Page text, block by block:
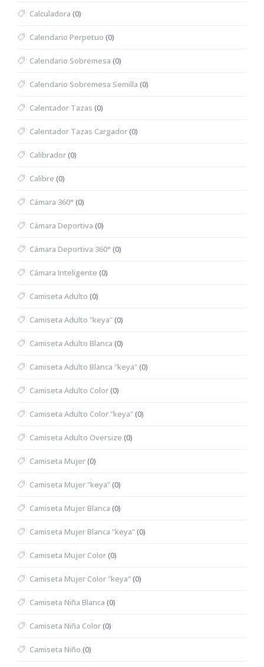
Calculadora (0)
Calendario Perpetuo (0)
Calendario Sobremesa (0)
Calendario Sobremesa Semilla (0)
Calentador Tazas (0)
Calentador Tazas Cargador(0)
Calibrador(0)
Calibre (0)
Cámara 360° (0)
Cámara Deportiva (0)
Cámara Deportiva 360° (0)
Cámara Inteligente (0)
Camiseta Adulto (0)
Camiseta Adulto "keya"(0)
Camiseta Adulto Blanca (0)
Camiseta Adulto Blanca "keya"(0)
Camiseta Adulto Color(0)
Camiseta Adulto Color "keya"(0)
Camiseta Adulto Oversize (0)
Camiseta Mujer(0)
Camiseta Mujer "keya"(0)
Camiseta Mujer Blanca (0)
Camiseta Mujer Blanca "keya"(0)
Camiseta Mujer Color(0)
Camiseta Mujer Color "keya"(0)
Camiseta Niña Blanca (0)
Camiseta Niña Color(0)
Camiseta Niño (0)